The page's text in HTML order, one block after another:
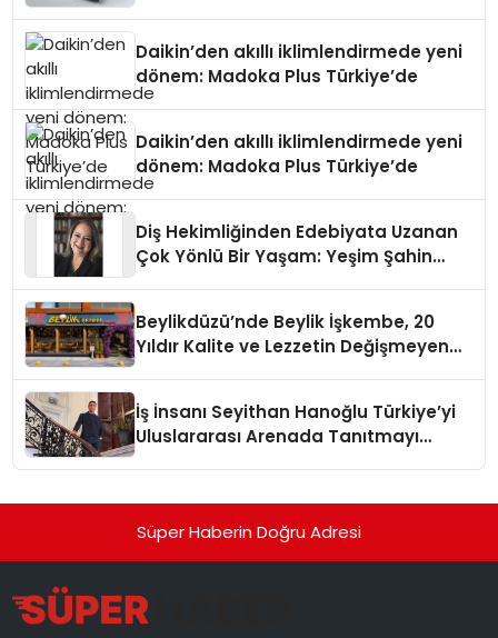
Daikin’den akıllı iklimlendirmede yeni
dönem: Madoka Plus Türkiye’de
Daikin’den akıllı iklimlendirmede yeni
dönem: Madoka Plus Türkiye’de
Diş Hekimliğinden Edebiyata Uzanan
Çok Yönlü Bir Yaşam: Yeşim Şahin
Beylikdüzü’nde Beylik İşkembe, 20
Yıldır Kalite ve Lezzetin Değişmeyen
İş İnsanı Seyithan Hanoğlu Türkiye’yi
Uluslararası Arenada Tanıtmayı
Süper Haberin Doğru Adresi